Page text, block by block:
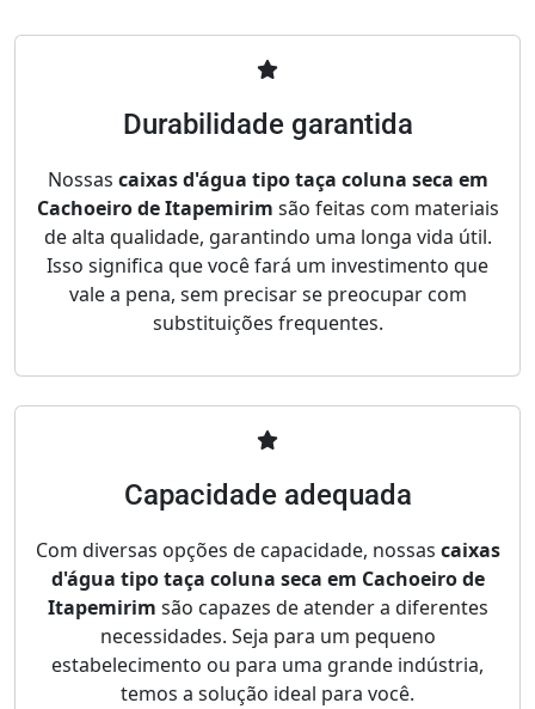
Durabilidade garantida
Nossas caixas d'água tipo taça coluna seca em
Cachoeiro de Itapemirim são feitas com materiais
de alta qualidade, garantindo uma longa vida útil.
Isso significa que você fará um investimento que
vale a pena, sem precisar se preocupar com
substituições frequentes.
Capacidade adequada
Com diversas opções de capacidade, nossas caixas
d'água tipo taça coluna seca em Cachoeiro de
Itapemirim são capazes de atender a diferentes
necessidades. Seja para um pequeno
estabelecimento ou para uma grande indústria,
temos a solução ideal para você.